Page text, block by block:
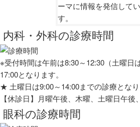
ーマに情報を発信して
す。
内科・外科の診療時間
※受付時間は午前は8:30～12:30（土曜日
17:00となります。
★ 土曜日は9:00～14:00までの診療となり
【休診日】月曜午後、木曜、土曜日午後
眼科の診療時間